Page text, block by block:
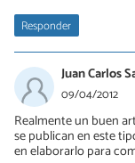
Responder
Juan Carlos
09/04/2012
Realmente un buen
se publican en este
en elaborarlo para